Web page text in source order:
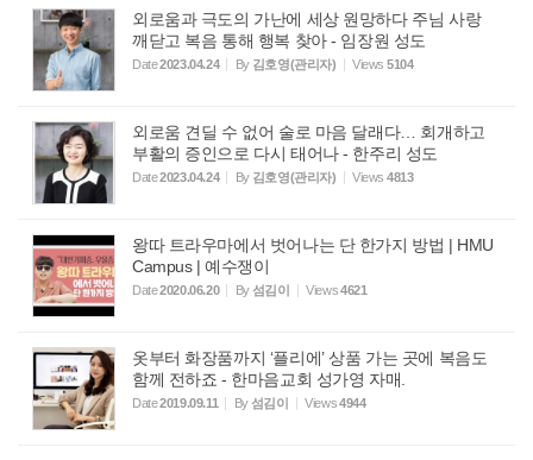
외로움과 극도의 가난에 세상 원망하다 주님 사랑
깨닫고 복음 통해 행복 찾아 - 임장원 성도
Date2023.04.24 By 김호영(관리자) Views 5104
외로움 견딜 수 없어 술로 마음 달래다… 회개하고
부활의 증인으로 다시 태어나 - 한주리 성도
Date2023.04.24 By 김호영(관리자) Views 4813
왕따 트라우마에서 벗어나는 단 한가지 방법 | HMU
Campus | 예수쟁이
Date2020.06.20 By섬김이 Views4621
옷부터 화장품까지 ‘플리에’ 상품 가는 곳에 복음도
함께 전하죠 - 한마음교회 성가영 자매.
Date2019.09.11 By섬김이 Views4944